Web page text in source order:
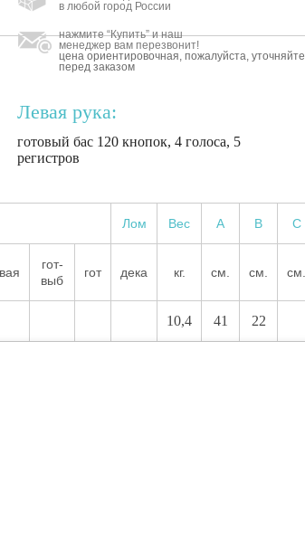
в любой город России
нажмите “Купить” и наш
менеджер вам перезвонит!
цена ориентировочная, пожалуйста, уточняйте
перед заказом
Левая рука:
готовый бас 120 кнопок, 4 голоса, 5
регистров
Лом Вес А В С
гот-
выб
гот дека кг. см. см. см.
10,4 41 22